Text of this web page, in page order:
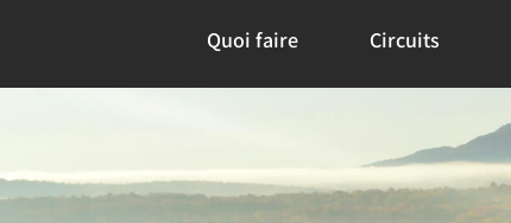
Quoi faire Circuits